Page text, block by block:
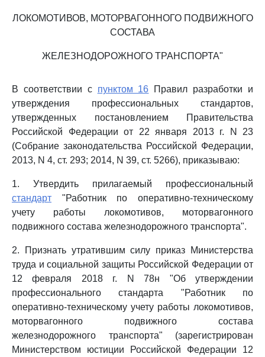
ЛОКОМОТИВОВ, МОТОРВАГОННОГО ПОДВИЖНОГО
СОСТАВА
ЖЕЛЕЗНОДОРОЖНОГО ТРАНСПОРТА"
В соответствии с пунктом 16 Правил разработки и
утверждения профессиональных стандартов,
утвержденных постановлением Правительства
Российской Федерации от 22 января 2013 г. N 23
(Собрание законодательства Российской Федерации,
2013, N 4, ст. 293; 2014, N 39, ст. 5266), приказываю:
1. Утвердить прилагаемый профессиональный
стандарт "Работник по оперативно-техническому
учету работы локомотивов, моторвагонного
подвижного состава железнодорожного транспорта".
2. Признать утратившим силу приказ Министерства
труда и социальной защиты Российской Федерации от
12 февраля 2018 г. N 78н "Об утверждении
профессионального стандарта "Работник по
оперативно-техническому учету работы локомотивов,
моторвагонного подвижного состава
железнодорожного транспорта" (зарегистрирован
Министерством юстиции Российской Федерации 12